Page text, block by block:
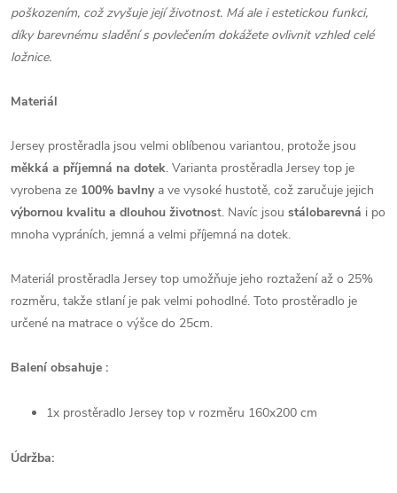
poškozením, což zvyšuje její životnost. Má ale i estetickou funkci,
díky barevnému sladění s povlečením dokážete ovlivnit vzhled celé
ložnice.
Materiál
Jersey prostěradla jsou velmi oblíbenou variantou, protože jsou
měkká a příjemná na dotek. Varianta prostěradla Jersey top je
vyrobena ze 100% bavlnya ve vysoké hustotě, což zaručuje jejich
výbornou kvalitu a dlouhou životnost. Navíc jsou stálobarevná i po
mnoha vypráních, jemná a velmi příjemná na dotek.
Materiál prostěradla Jersey top umožňuje jeho roztažení až o 25%
rozměru, takže stlaní je pak velmi pohodlné. Toto prostěradlo je
určené na matrace o výšce do 25cm.
Balení obsahuje :
1x prostěradlo Jersey top v rozměru 160x200 cm
Údržba: